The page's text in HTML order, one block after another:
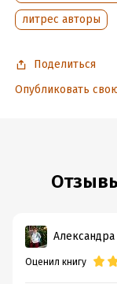
литрес авторы
Поделиться
Опубликовать
Оценил книгу